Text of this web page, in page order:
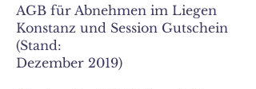
AGB für Abnehmen im Liegen
Konstanz und Session Gutschein
(Stand:
Dezember 2019)